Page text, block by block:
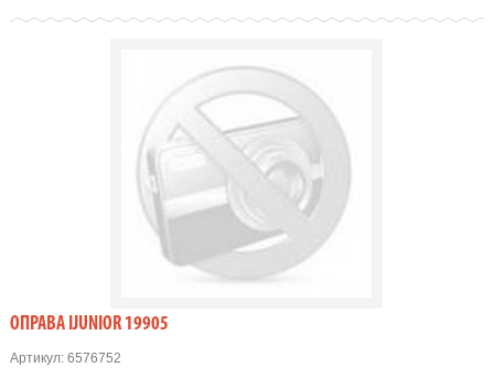
OПРАВА IJUNIOR 19905
Артикул:6576752